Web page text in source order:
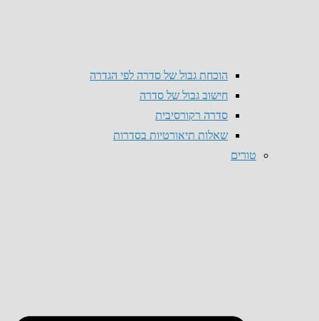
הוכחת גבול של סדרה לפי הגדרה
חישוב גבול של סדרה
סדרה רקורסיבית
שאלות תיאורטיות בסדרות
טורים